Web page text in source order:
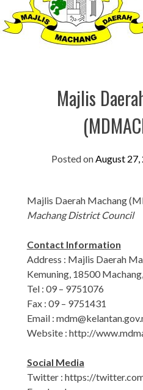
Perak
Melaka
Sabah
UTC
Majlis
Posted onAugust 27,
Majlis Daerah Machang
Machang District Council
Contact Information
Address : Majlis Daerah
Kemuning, 18500
Tel : 09 – 9751076
Fax : 09 – 9751431
Email :
Website : http://
Social Media
Twitter : https://